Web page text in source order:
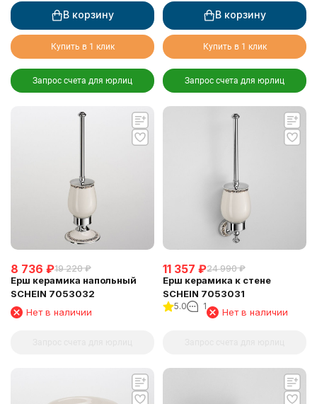
В корзину
Купить в 1 клик
Запрос счета для юрлиц
В корзину
Купить в 1 клик
Запрос счета для юрлиц
8 736 ₽19 220 ₽
Ерш керамика напольный
SCHEIN 7053032
Нет в наличии
11 357 ₽24 990 ₽
Ерш керамика к стене
SCHEIN 7053031
5.0 1
Нет в наличии